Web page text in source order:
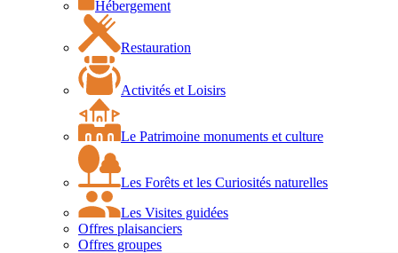
Hébergement
Restauration
Activités et Loisirs
Le Patrimoine monuments et culture
Les Forêts et les Curiosités naturelles
Les Visites guidées
Offres plaisanciers
Offres groupes